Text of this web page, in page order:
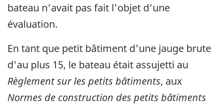
bateau n'avait pas fait l'objet d'une
évaluation.
En tant que petit bâtiment d'une jauge brute
d'au plus 15, le bateau était assujetti au
Règlement sur les petits bâtiments, aux
Normes de construction des petits bâtiments